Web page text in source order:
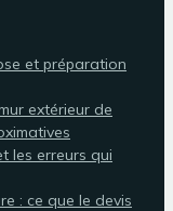
et préparation
extérieur de
les erreurs qui
: ce que le devis